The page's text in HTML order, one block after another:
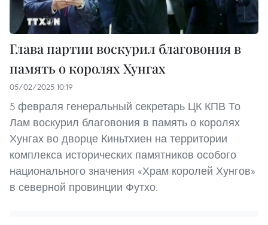
Глава партии воскурил благовония в
память о королях Хунгах
05/02/2025 10:19
5 февраля генеральный секретарь ЦК КПВ То
Лам воскурил благовония в память о королях
Хунгах во дворце Киньтхиен на территории
комплекса исторических памятников особого
национального значения «Храм королей Хунгов»
в северной провинции Футхо.